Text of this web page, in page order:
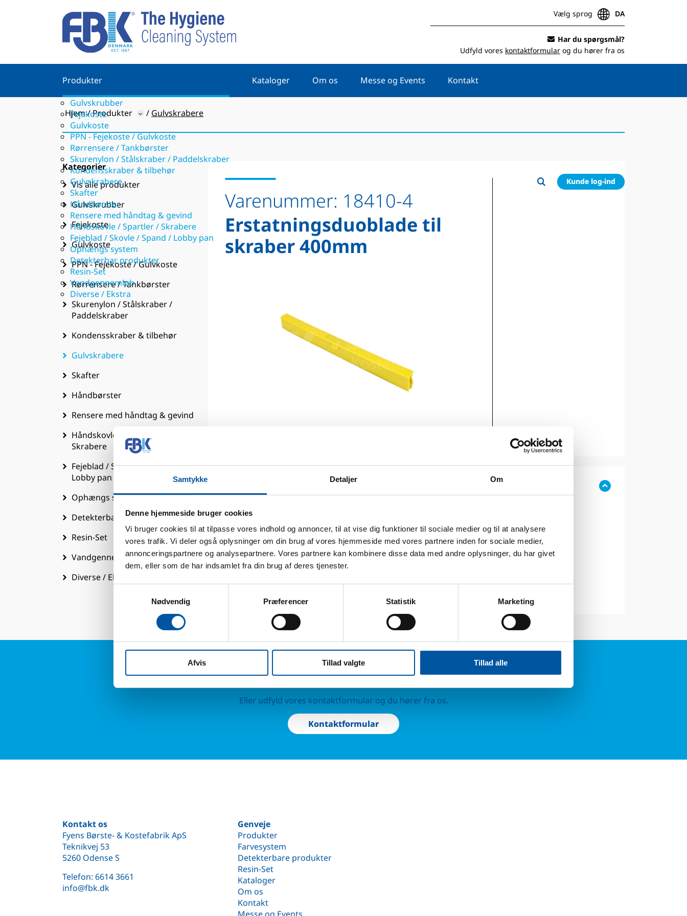
Samtykke Detaljer Om
Denne hjemmeside bruger cookies
Vi bruger cookies til at tilpasse vores indhold og annoncer, til at vise dig funktioner til sociale medier og til at analysere
vores trafik. Vi deler også oplysninger om din brug af vores hjemmeside med vores partnere inden for sociale medier,
annonceringspartnere og analysepartnere. Vores partnere kan kombinere disse data med andre oplysninger, du har givet
dem, eller som de har indsamlet fra din brug af deres tjenester.
Nødvendig
Præferencer Statistik Marketing
Afvis Tillad valgte Tillad alle
Vælg sprog DA
Har du spørgsmål?
Udfyld vores kontaktformular og du hører fra os
Produkter
Gulvskrubber
Fejekoste
Gulvkoste
PPN - Fejekoste / Gulvkoste
Rørrensere / Tankbørster
Skurenylon / Stålskraber / Paddelskraber
Kondensskraber & tilbehør
Gulvskrabere
Skafter
Håndbørster
Rensere med håndtag & gevind
Håndskovle / Spartler / Skrabere
Fejeblad / Skovle / Spand / Lobby pan
Ophængs system
Detekterbar produkter
Resin-Set
Vandgennemløb
Diverse / Ekstra
Kataloger Om os Messe og Events Kontakt
Kunde log-ind
Hjem Produkter Gulvskrabere
Kategorier
Vis alle produkter
Gulvskrubber
Fejekoste
Gulvkoste
PPN - Fejekoste / Gulvkoste
Rørrensere / Tankbørster
Skurenylon / Stålskraber /
Paddelskraber
Kondensskraber & tilbehør
Gulvskrabere
Skafter
Håndbørster
Rensere med håndtag & gevind
Håndskovle / Spartler /
Skrabere
Fejeblad / Skovle / Spand /
Lobby pan
Ophængs system
Detekterbar produkter
Resin-Set
Vandgennemløb
Diverse / Ekstra
Varenummer: 18410-4
Erstatningsduoblade til
skraber 400mm
Varmebestandigt til:
Stk. pr. karton:
20 Stk.
Kassemål:
46 x 25 x 11
EAN stk.:
Har du spørgsmål?Telefon: +45 6614 3661
Eller udfyld vores kontaktformular og du hører fra os.
Kontaktformular
Kontakt os
Fyens Børste- & Kostefabrik ApS
Teknikvej 53
5260 Odense S
Telefon: 6614 3661
info@fbk.dk
Genveje
Produkter
Farvesystem
Detekterbare produkter
Resin-Set
Kataloger
Om os
Kontakt